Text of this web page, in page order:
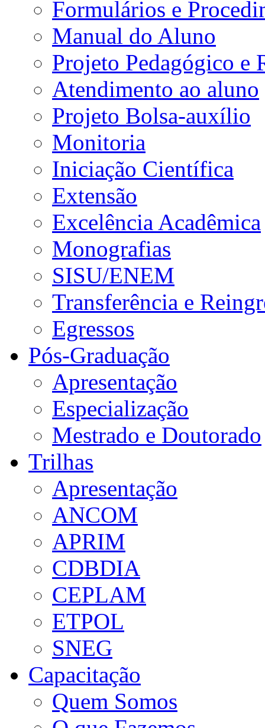
Formulários e
Manual do Aluno
Projeto Pedagógico e
Atendimento ao aluno
Projeto Bolsa-auxílio
Monitoria
Iniciação Científica
Extensão
Excelência Acadêmica
Monografias
SISU/ENEM
Transferência e
Egressos
Pós-Graduação
Apresentação
Especialização
Mestrado e Doutorado
Trilhas
Apresentação
ANCOM
APRIM
CDBDIA
CEPLAM
ETPOL
SNEG
Capacitação
Quem Somos